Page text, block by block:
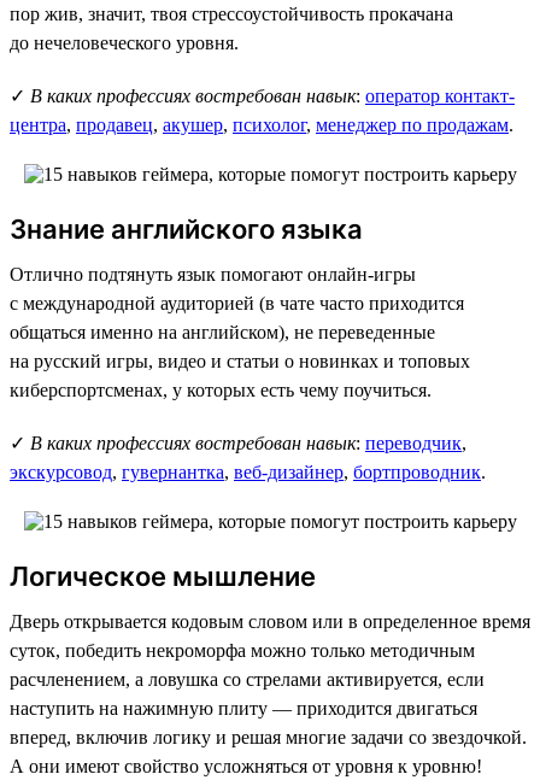
пор жив, значит, твоя стрессоустойчивость прокачана
до нечеловеческого уровня.
✓ В каких профессиях востребован навык: оператор контакт-
центра, продавец, акушер, психолог, менеджер по продажам.
Знание английского языка
Отлично подтянуть язык помогают онлайн-игры
с международной аудиторией (в чате часто приходится
общаться именно на английском), не переведенные
на русский игры, видео и статьи о новинках и топовых
киберспортсменах, у которых есть чему поучиться.
✓ В каких профессиях востребован навык: переводчик,
экскурсовод, гувернантка, веб-дизайнер, бортпроводник.
Логическое мышление
Дверь открывается кодовым словом или в определенное время
суток, победить некроморфа можно только методичным
расчленением, а ловушка со стрелами активируется, если
наступить на нажимную плиту — приходится двигаться
вперед, включив логику и решая многие задачи со звездочкой.
А они имеют свойство усложняться от уровня к уровню!